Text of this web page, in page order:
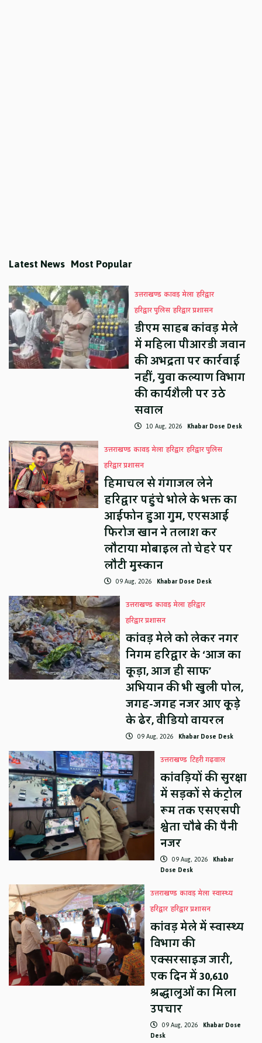
Latest News Most Popular
उत्तराखण्ड कावड़ मेला हरिद्वार
हरिद्वार पुलिस हरिद्वार प्रशासन
डीएम साहब कांवड़ मेले
में महिला पीआरडी जवान
की अभद्रता पर कार्रवाई
नहीं, युवा कल्याण विभाग
की कार्यशैली पर उठे
सवाल
10 Aug, 2026 Khabar Dose Desk
उत्तराखण्ड कावड़ मेला हरिद्वार हरिद्वार पुलिस
हरिद्वार प्रशासन
हिमाचल से गंगाजल लेने
हरिद्वार पहुंचे भोले के भक्त का
आईफोन हुआ गुम, एएसआई
फिरोज खान ने तलाश कर
लौटाया मोबाइल तो चेहरे पर
लौटी मुस्कान
09 Aug, 2026 Khabar Dose Desk
उत्तराखण्ड कावड़ मेला हरिद्वार
हरिद्वार प्रशासन
कांवड़ मेले को लेकर नगर
निगम हरिद्वार के ‘आज का
कूड़ा, आज ही साफ’
अभियान की भी खुली पोल,
जगह-जगह नजर आए कूड़े
के ढेर, वीडियो वायरल
09 Aug, 2026 Khabar Dose Desk
उत्तराखण्ड टिहरी गढ़वाल
कांवड़ियों की सुरक्षा
में सड़कों से कंट्रोल
रूम तक एसएसपी
श्वेता चौबे की पैनी
नजर
09 Aug, 2026 Khabar
Dose Desk
उत्तराखण्ड कावड़ मेला स्वास्थ्य
हरिद्वार हरिद्वार प्रशासन
कांवड़ मेले में स्वास्थ्य
विभाग की
एक्सरसाइज जारी,
एक दिन में 30,610
श्रद्धालुओं का मिला
उपचार
09 Aug, 2026 Khabar Dose
Desk